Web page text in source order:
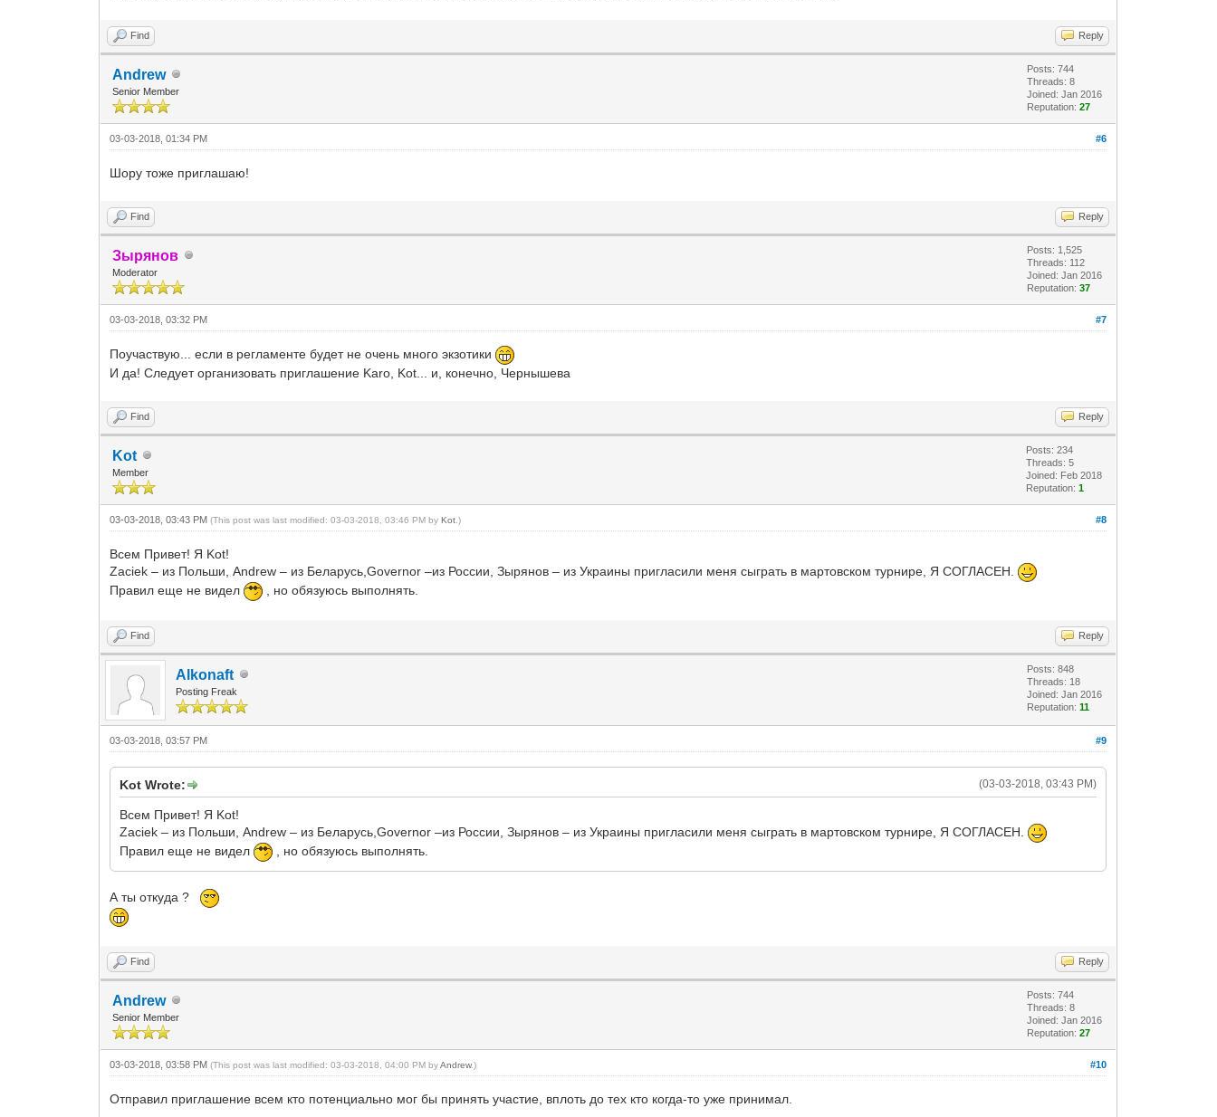
Find Reply
Andrew
Senior Member
Posts: 744
Threads: 8
Joined: Jan 2016
Reputation:27
#6
03-03-2018, 01:34 PM
Шору тоже приглашаю!
Find Reply
Зырянов
Moderator
Posts: 1,525
Threads: 112
Joined: Jan 2016
Reputation:37
#7
03-03-2018, 03:32 PM
Поучаствую... если в регламенте будет не очень много экзотики
И да! Следует организовать приглашение Karo, Kot... и, конечно, Чернышева
Find Reply
Kot
Member
Posts: 234
Threads: 5
Joined: Feb 2018
Reputation:1
#8
03-03-2018, 03:43 PM(This post was last modified: 03-03-2018, 03:46 PM byKot .)
Всем Привет! Я Kot!
Zaciek – из Польши, Andrew – из Беларусь,Governor –из России, Зырянов – из Украины пригласили меня сыграть в мартовском турнире, Я СОГЛАСЕН.
Правил еще не видел
, но обязуюсь выполнять.
Find Reply
Alkonaft
Posting Freak
Posts: 848
Threads: 18
Joined: Jan 2016
Reputation:11
#9
03-03-2018, 03:57 PM
(03-03-2018, 03:43 PM)
Kot Wrote:
Всем Привет! Я Kot!
Zaciek – из Польши, Andrew – из Беларусь,Governor –из России, Зырянов – из Украины пригласили меня сыграть в мартовском турнире, Я СОГЛАСЕН.
Правил еще не видел
, но обязуюсь выполнять.
А ты откуда ?
Find Reply
Andrew
Senior Member
Posts: 744
Threads: 8
Joined: Jan 2016
Reputation:27
#10
03-03-2018, 03:58 PM(This post was last modified: 03-03-2018, 04:00 PM byAndrew.)
Отправил приглашение всем кто потенциально мог бы принять участие, вплоть до тех кто когда-то уже принимал.